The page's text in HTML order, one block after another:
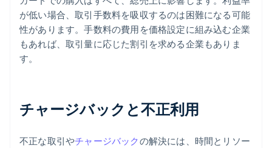
が低い場合、取引手数料を吸収するのは困難になる可能
性があります。手数料の費用を価格設定に組み込む企業
もあれば、取引量に応じた割引を求める企業もありま
す。
チャージバックと不正利用
不正な取引やチャージバックの解決には、時間とリソー